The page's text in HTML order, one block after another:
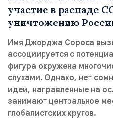
участие в распаде
уничтожению
Имя Джорджа Сороса
ассоциируется с
фигура окружена
слухами. Однако, нет
идеи, направленные на
занимают центральное
глобалистских кругов.